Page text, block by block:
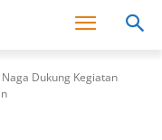
Dukung Kegiatan